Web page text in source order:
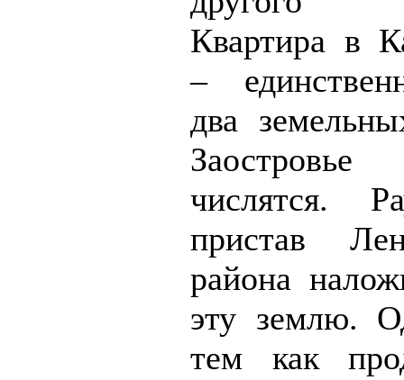
Квартира в
–
два
числятся.
пристав
района
эту землю.
тем как